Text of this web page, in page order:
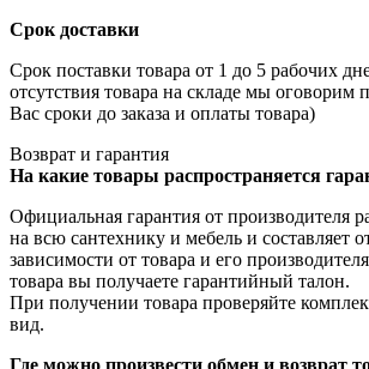
Срок доставки
Срок поставки товара от 1 до 5 рабочих
отсутствия товара на складе мы оговорим
Вас сроки до заказа и оплаты товара)
Возврат и гарантия
На какие товары распространяется
Официальная гарантия от производителя
на всю сантехнику и мебель и составляет
зависимости от товара и его
товара вы получаете гарантийный талон.
При получении товара проверяйте
вид.
Где можно произвести обмен и возврат